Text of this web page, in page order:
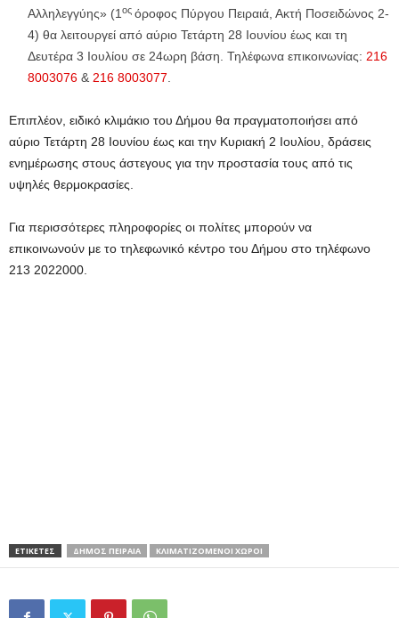
Αλληλεγγύης» (1 ος όροφος Πύργου Πειραιά, Ακτή Ποσειδώνος 2-
4) θα λειτουργεί από αύριο Τετάρτη 28 Ιουνίου έως και τη
Δευτέρα 3 Ιουλίου σε 24ωρη βάση. Τηλέφωνα επικοινωνίας: 216
8003076 & 216 8003077
Επιπλέον, ειδικό κλιμάκιο του Δήμου θα πραγματοποιήσει από
αύριο Τετάρτη 28 Ιουνίου έως και την Κυριακή 2 Ιουλίου, δράσεις
ενημέρωσης στους άστεγους για την προστασία τους από τις
υψηλές θερμοκρασίες.
Για περισσότερες πληροφορίες οι πολίτες μπορούν να
επικοινωνούν με το τηλεφωνικό κέντρο του Δήμου στο τηλέφωνο
213 2022000.
ΕΤΙΚΕΤΕΣ ΔΗΜΟΣ ΠΕΙΡΑΙΑ ΚΛΙΜΑΤΙΖΟΜΕΝΟΙ ΧΩΡΟΙ